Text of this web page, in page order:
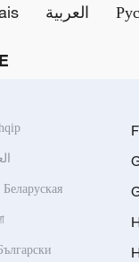
العربية
Беларуская